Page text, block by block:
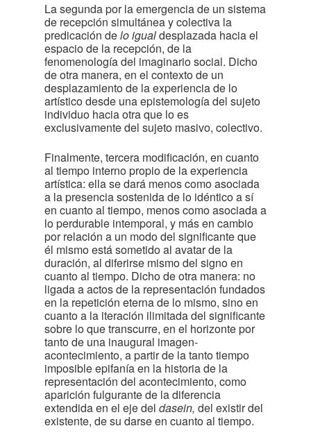
La segunda por la emergencia de un sistema
de recepción simultánea y colectiva la
predicación delo igualdesplazada hacia el
espacio de la recepción, de la
fenomenología del imaginario social. Dicho
de otra manera, en el contexto de un
desplazamiento de la experiencia de lo
artístico desde una epistemología del sujeto
individuo hacia otra que lo es
exclusivamente del sujeto masivo, colectivo.
Finalmente, tercera modificación, en cuanto
al tiempo interno propio de la experiencia
artística: ella se dará menos como asociada
a la presencia sostenida de lo idéntico a sí
en cuanto al tiempo, menos como asociada a
lo perdurable intemporal, y más en cambio
por relación a un modo del significante que
él mismo está sometido al avatar de la
duración, al diferirse mismo del signo en
cuanto al tiempo. Dicho de otra manera: no
ligada a actos de la representación fundados
en la repetición eterna de lo mismo, sino en
cuanto a la iteración ilimitada del significante
sobre lo que transcurre, en el horizonte por
tanto de una inaugural imagen-
acontecimiento, a partir de la tanto tiempo
imposible epifanía en la historia de la
representación del acontecimiento, como
aparición fulgurante de la diferencia
extendida en el eje del dasein, del existir del
existente, de su darse en cuanto al tiempo.